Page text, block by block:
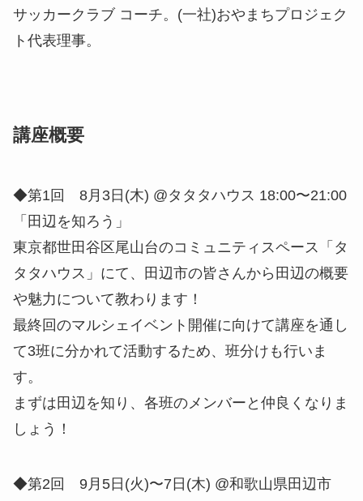
サッカークラブ コーチ。(一社)おやまちプロジェク
ト代表理事。
講座概要
◆第1回 8月3日(木) @タタタハウス 18:00〜21:00
「田辺を知ろう」
東京都世田谷区尾山台のコミュニティスペース「タ
タタハウス」にて、田辺市の皆さんから田辺の概要
や魅力について教わります！
最終回のマルシェイベント開催に向けて講座を通し
て3班に分かれて活動するため、班分けも行いま
す。
まずは田辺を知り、各班のメンバーと仲良くなりま
しょう！
◆第2回 9月5日(火)〜7日(木) @和歌山県田辺市